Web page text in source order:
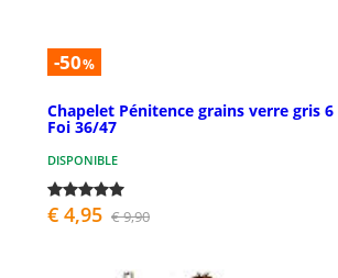
-50%
Chapelet Pénitence grains verre gris
Foi 36/47
DISPONIBLE
€ 4,95 € 9,90